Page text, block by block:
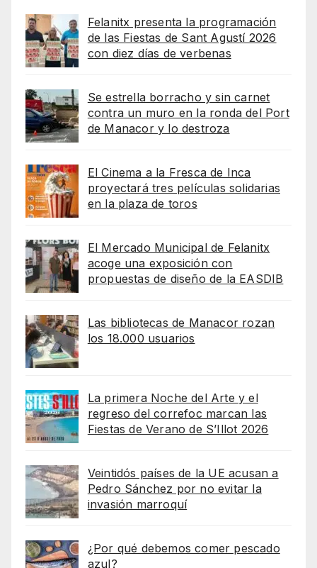
Felanitx presenta la programación
de las Fiestas de Sant Agustí 2026
con diez días de verbenas
Se estrella borracho y sin carnet
contra un muro en la ronda del Port
de Manacor y lo destroza
El Cinema a la Fresca de Inca
proyectará tres películas solidarias
en la plaza de toros
El Mercado Municipal de Felanitx
acoge una exposición con
propuestas de diseño de la EASDIB
Las bibliotecas de Manacor rozan
los 18.000 usuarios
La primera Noche del Arte y el
regreso del correfoc marcan las
Fiestas de Verano de S’Illot 2026
Veintidós países de la UE acusan a
Pedro Sánchez por no evitar la
invasión marroquí
¿Por qué debemos comer pescado
azul?